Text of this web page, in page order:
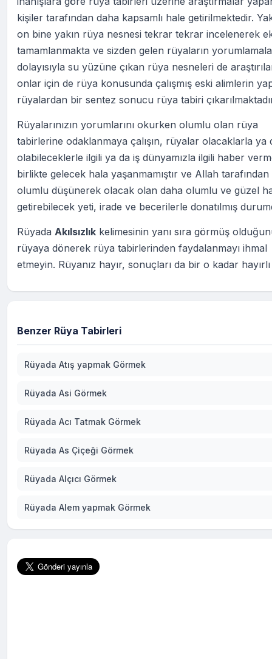
kişiler tarafından daha kapsamlı hale getirilmektedir.
on bine yakın rüya nesnesi tekrar tekrar incelenerek
tamamlanmakta ve sizden gelen rüyaların
dolayısıyla su yüzüne çıkan rüya nesneleri de
onlar için de rüya konusunda çalışmış eski alimlerin
rüyalardan bir sentez sonucu rüya tabiri
Rüyalarınızın yorumlarını okurken olumlu olan rüya
tabirlerine odaklanmaya çalışın, rüyalar olacaklarla ya
olabileceklerle ilgili ya da iş dünyamızla ilgili haber
birlikte gelecek hala yaşanmamıştır ve Allah
olumlu düşünerek olacak olan daha olumlu ve güzel
getirebilecek yeti, irade ve becerilerle donatılmış
Rüyada Akılsızlık kelimesinin yanı sıra görmüş
rüyaya dönerek rüya tabirlerinden faydalanmayı ihmal
etmeyin. Rüyanız hayır, sonuçları da bir o kadar
Benzer Rüya Tabirleri
Rüyada Atış yapmak Görmek
Rüyada Asi Görmek
Rüyada Acı Tatmak Görmek
Rüyada As Çiçeği Görmek
Rüyada Alçıcı Görmek
Rüyada Alem yapmak Görmek